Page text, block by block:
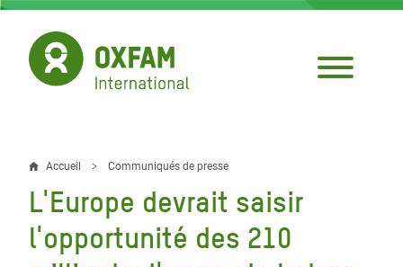
Aller
contenu
principal
Fil
d'Ariane
Accueil Communiqués de presse
L'Europe devrait saisir
l'opportunité des 210